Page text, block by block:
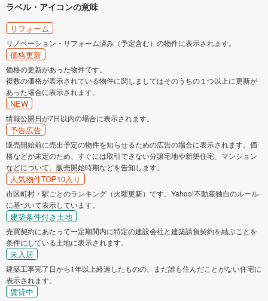
ラベル・アイコンの意味
リフォーム
リノベーション・リフォーム済み（予定含む）の物件に表示されます。
価格更新
価格の更新があった物件です。
複数の価格が表示されている物件に関しましてはそのうちの１つ以上に更新が
あった場合に表示されます。
NEW
情報公開日が7日以内の場合に表示されます。
予告広告
販売開始前に売出予定の物件を知らせるための広告の場合に表示されます。価
格などが未定のため、すぐには取引できない分譲宅地や新築住宅、マンション
などについて、販売開始時期などを告知します。
人気物件TOP10入り
市区町村・駅ごとのランキング（火曜更新）です。Yahoo!不動産独自のルール
に基づいて表示しています。
建築条件付き土地
売買契約にあたって一定期間内に特定の建設会社と建築請負契約を結ぶことを
条件にしている土地に表示されます。
未入居
建築工事完了日から1年以上経過したものの、まだ誰も住んだことがない住宅に
表示されます。
賃貸中